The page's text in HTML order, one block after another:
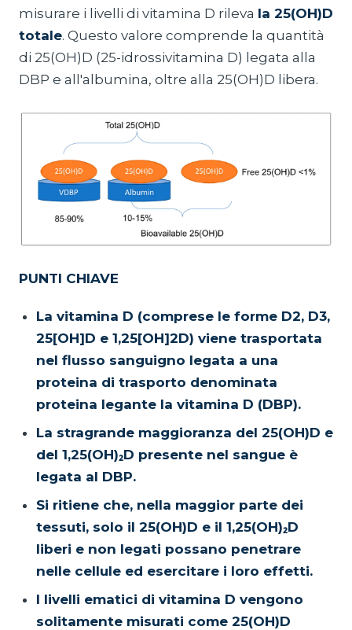
misurare i livelli di vitamina D rileva la 25(OH)D
totale. Questo valore comprende la quantità
di 25(OH)D (25-idrossivitamina D) legata alla
DBP e all'albumina, oltre alla 25(OH)D libera.
PUNTI CHIAVE
La vitamina D (comprese le forme D2, D3,
25[OH]D e 1,25[OH]2D) viene trasportata
nel flusso sanguigno legata a una
proteina di trasporto denominata
proteina legante la vitamina D (DBP).
La stragrande maggioranza del 25(OH)D e
del 1,25(OH)₂D presente nel sangue è
legata al DBP.
Si ritiene che, nella maggior parte dei
tessuti, solo il 25(OH)D e il 1,25(OH)₂D
liberi e non legati possano penetrare
nelle cellule ed esercitare i loro effetti.
I livelli ematici di vitamina D vengono
solitamente misurati come 25(OH)D